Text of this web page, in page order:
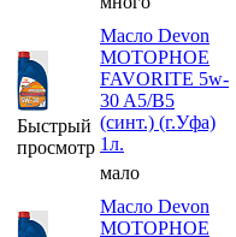
Быстрый
просмотр
Масло Devon
МОТОРНОЕ
FAVORITE 5w-
30 A5/B5
(синт.) (г.Уфа)
1л.
мало
Масло Devon
МОТОРНОЕ